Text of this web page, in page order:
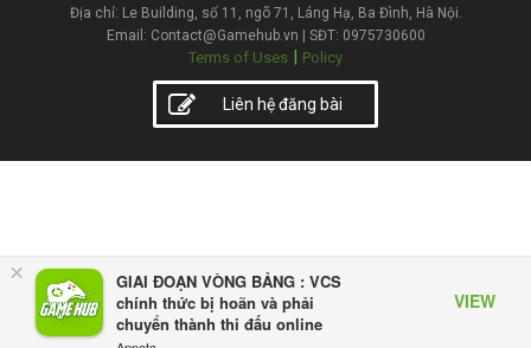
×
GIAI ĐOẠN VÒNG BẢNG : VCS
chính thức bị hoãn và phải
chuyển thành thi đấu online
VIEW
Địa chỉ: Le Building, số 11, ngõ 71, Láng Hạ, Ba Đình, Hà Nội.
Email: Contact@Gamehub.vn | SĐT: 0975730600
Terms of Uses | Policy
Liên hệ đăng bài